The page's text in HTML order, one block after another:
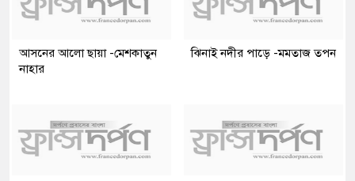
আসনের আলো ছায়া -মেশকাতুন
নাহার
ঝিনাই নদীর পাড়ে -মমতাজ তপন